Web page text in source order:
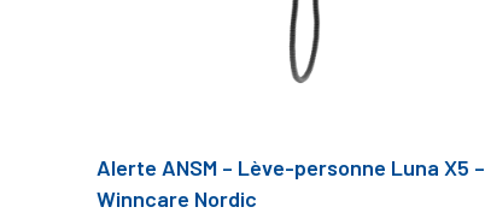
Alerte ANSM – Lève-personne Luna X5 –
Winncare Nordic